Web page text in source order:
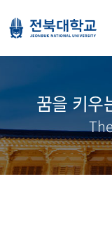
꿈을 키우